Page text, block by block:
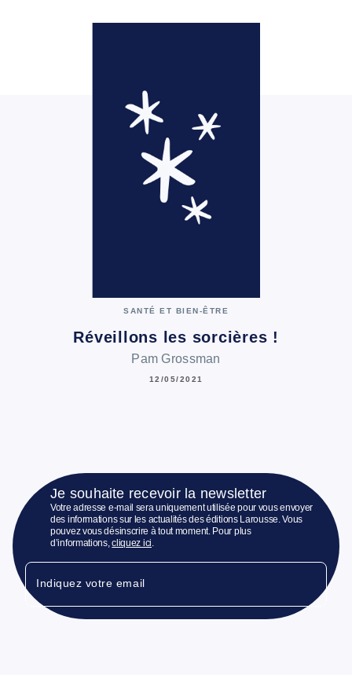
SANTÉ ET BIEN-ÊTRE
Réveillons les sorcières !
Pam Grossman
12/05/2021
Je souhaite recevoir la newsletter
Votre adresse e-mail sera uniquement utilisée pour vous envoyer
des informations sur les actualités des éditions Larousse. Vous
pouvez vous désinscrire à tout moment. Pour plus
d’informations,cliquez ici
Indiquez votre email